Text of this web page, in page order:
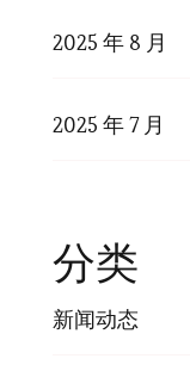
2025 年 8 月
2025 年 7 月
分类
新闻动态